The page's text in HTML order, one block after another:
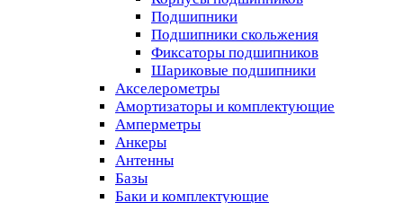
Подшипники
Подшипники скольжения
Фиксаторы подшипников
Шариковые подшипники
Акселерометры
Амортизаторы и комплектующие
Амперметры
Анкеры
Антенны
Базы
Баки и комплектующие